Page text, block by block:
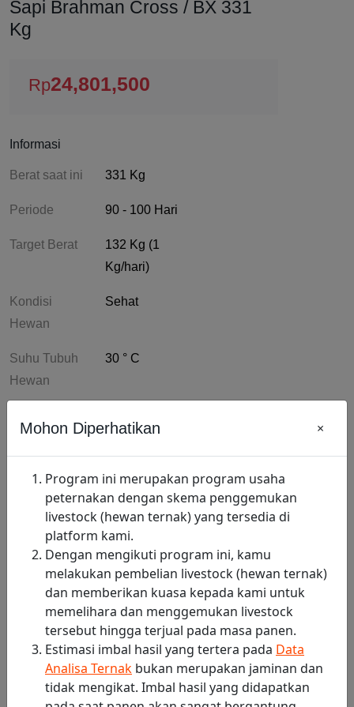
Sapi Brahman Cross / BX 331
Kg
Rp24,801,500
Informasi
Berat saat ini 331 Kg
Periode 90 - 100 Hari
Target Berat
132 Kg (1
Kg/hari)
Kondisi
Hewan
Sehat
Suhu Tubuh
Hewan
30 ° C
Estimasi
Bagi Hasil 2.96 %
Harga Jual Rp25,928,000
MASUKKAN
KERANJANG
CHAT
PENJUAL
Penilaian Produk (0 Penilaian)
Mohon Diperhatikan ×
Program ini merupakan program usaha
peternakan dengan skema penggemukan
livestock (hewan ternak) yang tersedia di
platform kami.
Dengan mengikuti program ini, kamu
melakukan pembelian livestock (hewan ternak)
dan memberikan kuasa kepada kami untuk
memelihara dan menggemukan livestock
tersebut hingga terjual pada masa panen.
Estimasi imbal hasil yang tertera pada Data
Analisa Ternak bukan merupakan jaminan dan
tidak mengikat. Imbal hasil yang didapatkan